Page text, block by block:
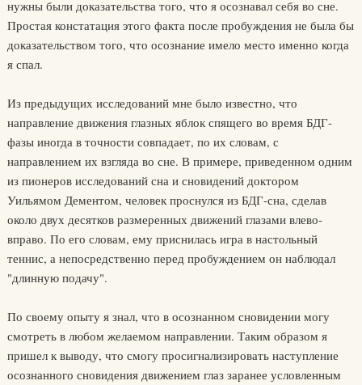
нужны были доказательства того, что я осознавал себя во сне.
Простая констатация этого факта после пробуждения не была бы
доказательством того, что осознание имело место именно когда
я спал.
Из предыдущих исследований мне было известно, что
направление движения глазных яблок спящего во время БДГ-
фазы иногда в точности совпадает, по их словам, с
направлением их взгляда во сне. В примере, приведенном одним
из пионеров исследований сна и сновидений доктором
Уильямом Дементом, человек проснулся из БДГ-сна, сделав
около двух десятков размеренных движений глазами влево-
вправо. По его словам, ему приснилась игра в настольный
теннис, а непосредственно перед пробуждением он наблюдал
"длинную подачу".
По своему опыту я знал, что в осознанном сновидении могу
смотреть в любом желаемом направлении. Таким образом я
пришел к выводу, что смогу просигнализировать наступление
осознанного сновидения движением глаз заранее условленным